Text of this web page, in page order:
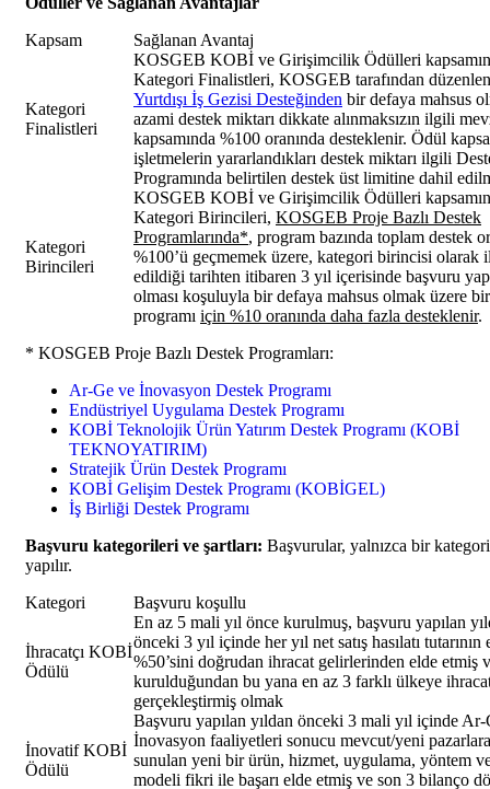
Kapsam
Sağlanan Avantaj
Kategori
Finalistleri
KOSGEB KOBİ ve Girişimcilik Ödülleri
Kategori Finalistleri, KOSGEB tarafından
Yurtdışı İş Gezisi Desteğinden bir defaya mahsus
azami destek miktarı dikkate alınmaksızın ilgili
kapsamında %100 oranında desteklenir. Ödül
işletmelerin yararlandıkları destek miktarı ilgili
Programında belirtilen destek üst limitine dahil
Kategori
Birincileri
KOSGEB KOBİ ve Girişimcilik Ödülleri
Kategori Birincileri, KOSGEB Proje Bazlı Destek
Programlarında*, program bazında toplam destek
%100’ü geçmemek üzere, kategori birincisi olarak
edildiği tarihten itibaren 3 yıl içerisinde başvuru
olması koşuluyla bir defaya mahsus olmak üzere
programı için %10 oranında daha fazla desteklenir.
* KOSGEB Proje Bazlı Destek Programları:
Ar-Ge ve İnovasyon Destek Programı
Endüstriyel Uygulama Destek Programı
KOBİ Teknolojik Ürün Yatırım Destek Programı (KOBİ
TEKNOYATIRIM)
Stratejik Ürün Destek Programı
KOBİ Gelişim Destek Programı (KOBİGEL)
İş Birliği Destek Programı
Başvuru kategorileri ve şartları: Başvurular, yalnızca bir
yapılır.
Kategori
Başvuru koşullu
İhracatçı KOBİ
Ödülü
En az 5 mali yıl önce kurulmuş, başvuru yapılan
önceki 3 yıl içinde her yıl net satış hasılatı tutarının
%50’sini doğrudan ihracat gelirlerinden elde etmiş
kurulduğundan bu yana en az 3 farklı ülkeye
gerçekleştirmiş olmak
İnovatif KOBİ
Ödülü
Başvuru yapılan yıldan önceki 3 mali yıl içinde Ar-
İnovasyon faaliyetleri sonucu mevcut/yeni
sunulan yeni bir ürün, hizmet, uygulama, yöntem
modeli fikri ile başarı elde etmiş ve son 3 bilanço